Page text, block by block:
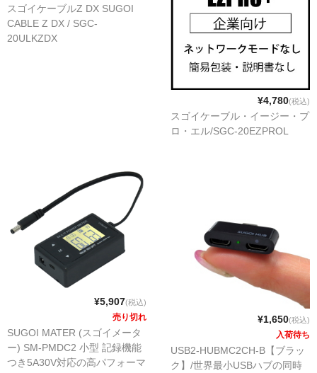
スゴイケーブルZ DX SUGOI
CABLE Z DX / SGC-
20ULKZDX
¥4,780(税込)
スゴイケーブル・イージー・プ
ロ・エル/SGC-20EZPROL
¥5,907(税込)
売り切れ
SUGOI MATER (スゴイメータ
ー) SM-PMDC2 小型 記録機能
つき5A30V対応の高パフォーマ
¥1,650(税込)
入荷待ち
USB2-HUBMC2CH-B【ブラッ
ク】/世界最小USBハブの同時